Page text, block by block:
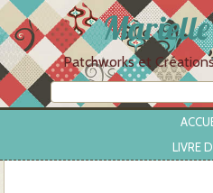
Patchworks et
LIVRE